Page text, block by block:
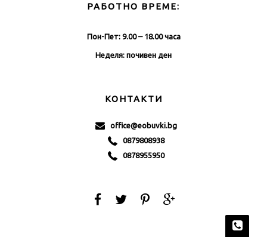
РАБОТНО ВРЕМЕ:
Пон-Пет: 9.00 – 18.00 часа
Неделя: почивен ден
КОНТАКТИ
office@eobuvki.bg
0879808938
0878955950